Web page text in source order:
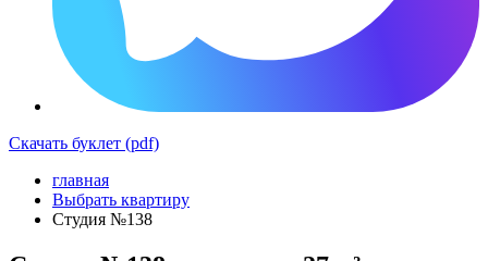
Скачать буклет (pdf)
главная
Выбрать квартиру
Студия №138